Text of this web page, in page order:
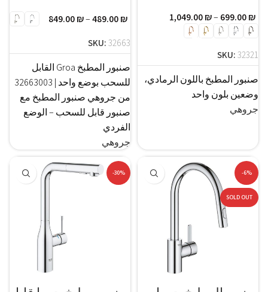
جروهي
699.00₪
–
1,049.00₪
SKU: 32321
صنبور المطبخ باللون الرمادي،
وضعين بلون واحد
جروهي
489.00₪
–
849.00₪
SKU: 32663
صنبور المطبخ Groa القابل
للسحب بوضع واحد | 32663003
من جروهي صنبور المطبخ مع
صنبور قابل للسحب – الوضع
الفردي
-6%
SOLD OUT
-30%